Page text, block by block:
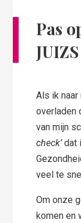
Pas
JUIZS
Als ik
overladen
van mijn
check’dat
veel te
Om onze
komen en